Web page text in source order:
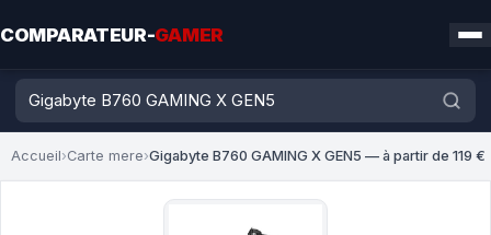
COMPARATEUR-GAMER
Accueil›Carte mere›Gigabyte B760 GAMING X GEN5 — à partir de 119 €